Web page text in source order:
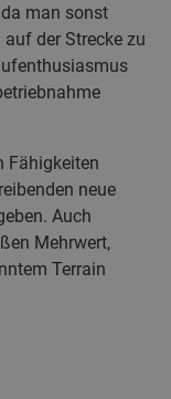
man sonst
der Strecke zu
Fähigkeiten
neue
Auch
Mehrwert,
Terrain